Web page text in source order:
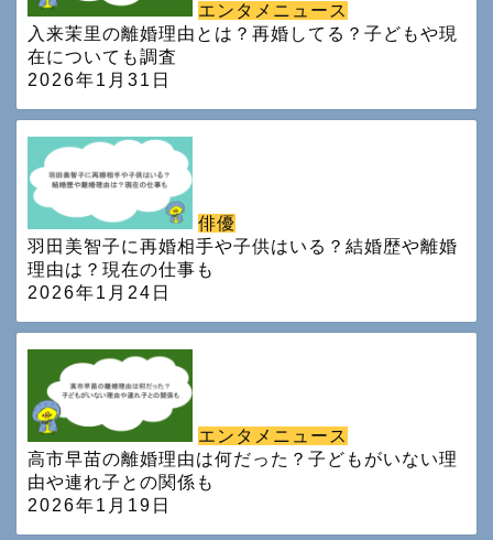
エンタメニュース
入来茉里の離婚理由とは？再婚してる？子どもや現
在についても調査
2026年1月31日
俳優
羽田美智子に再婚相手や子供はいる？結婚歴や離婚
理由は？現在の仕事も
2026年1月24日
エンタメニュース
高市早苗の離婚理由は何だった？子どもがいない理
由や連れ子との関係も
2026年1月19日